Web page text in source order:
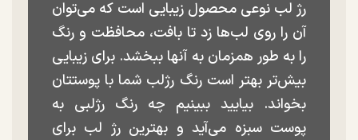
رژ لب نوعی محصول زیبایی است که می‌توان
آن را روی لب‌ها زد تا بافت، محافظت و رنگ
را به طور همزمان به آنها ببخشد. برای زیبایی
بیش‌تر بهتر است رنگ رژلب شما با پوستتان
بخواند. بیایید ببینیم چه رنگ رژلبی به
پوست سبزه می‌آید و بهترین رژ لب برای